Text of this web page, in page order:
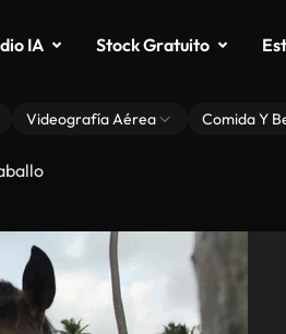
IA Stock Gratuito
Videografía Aérea Comida Y